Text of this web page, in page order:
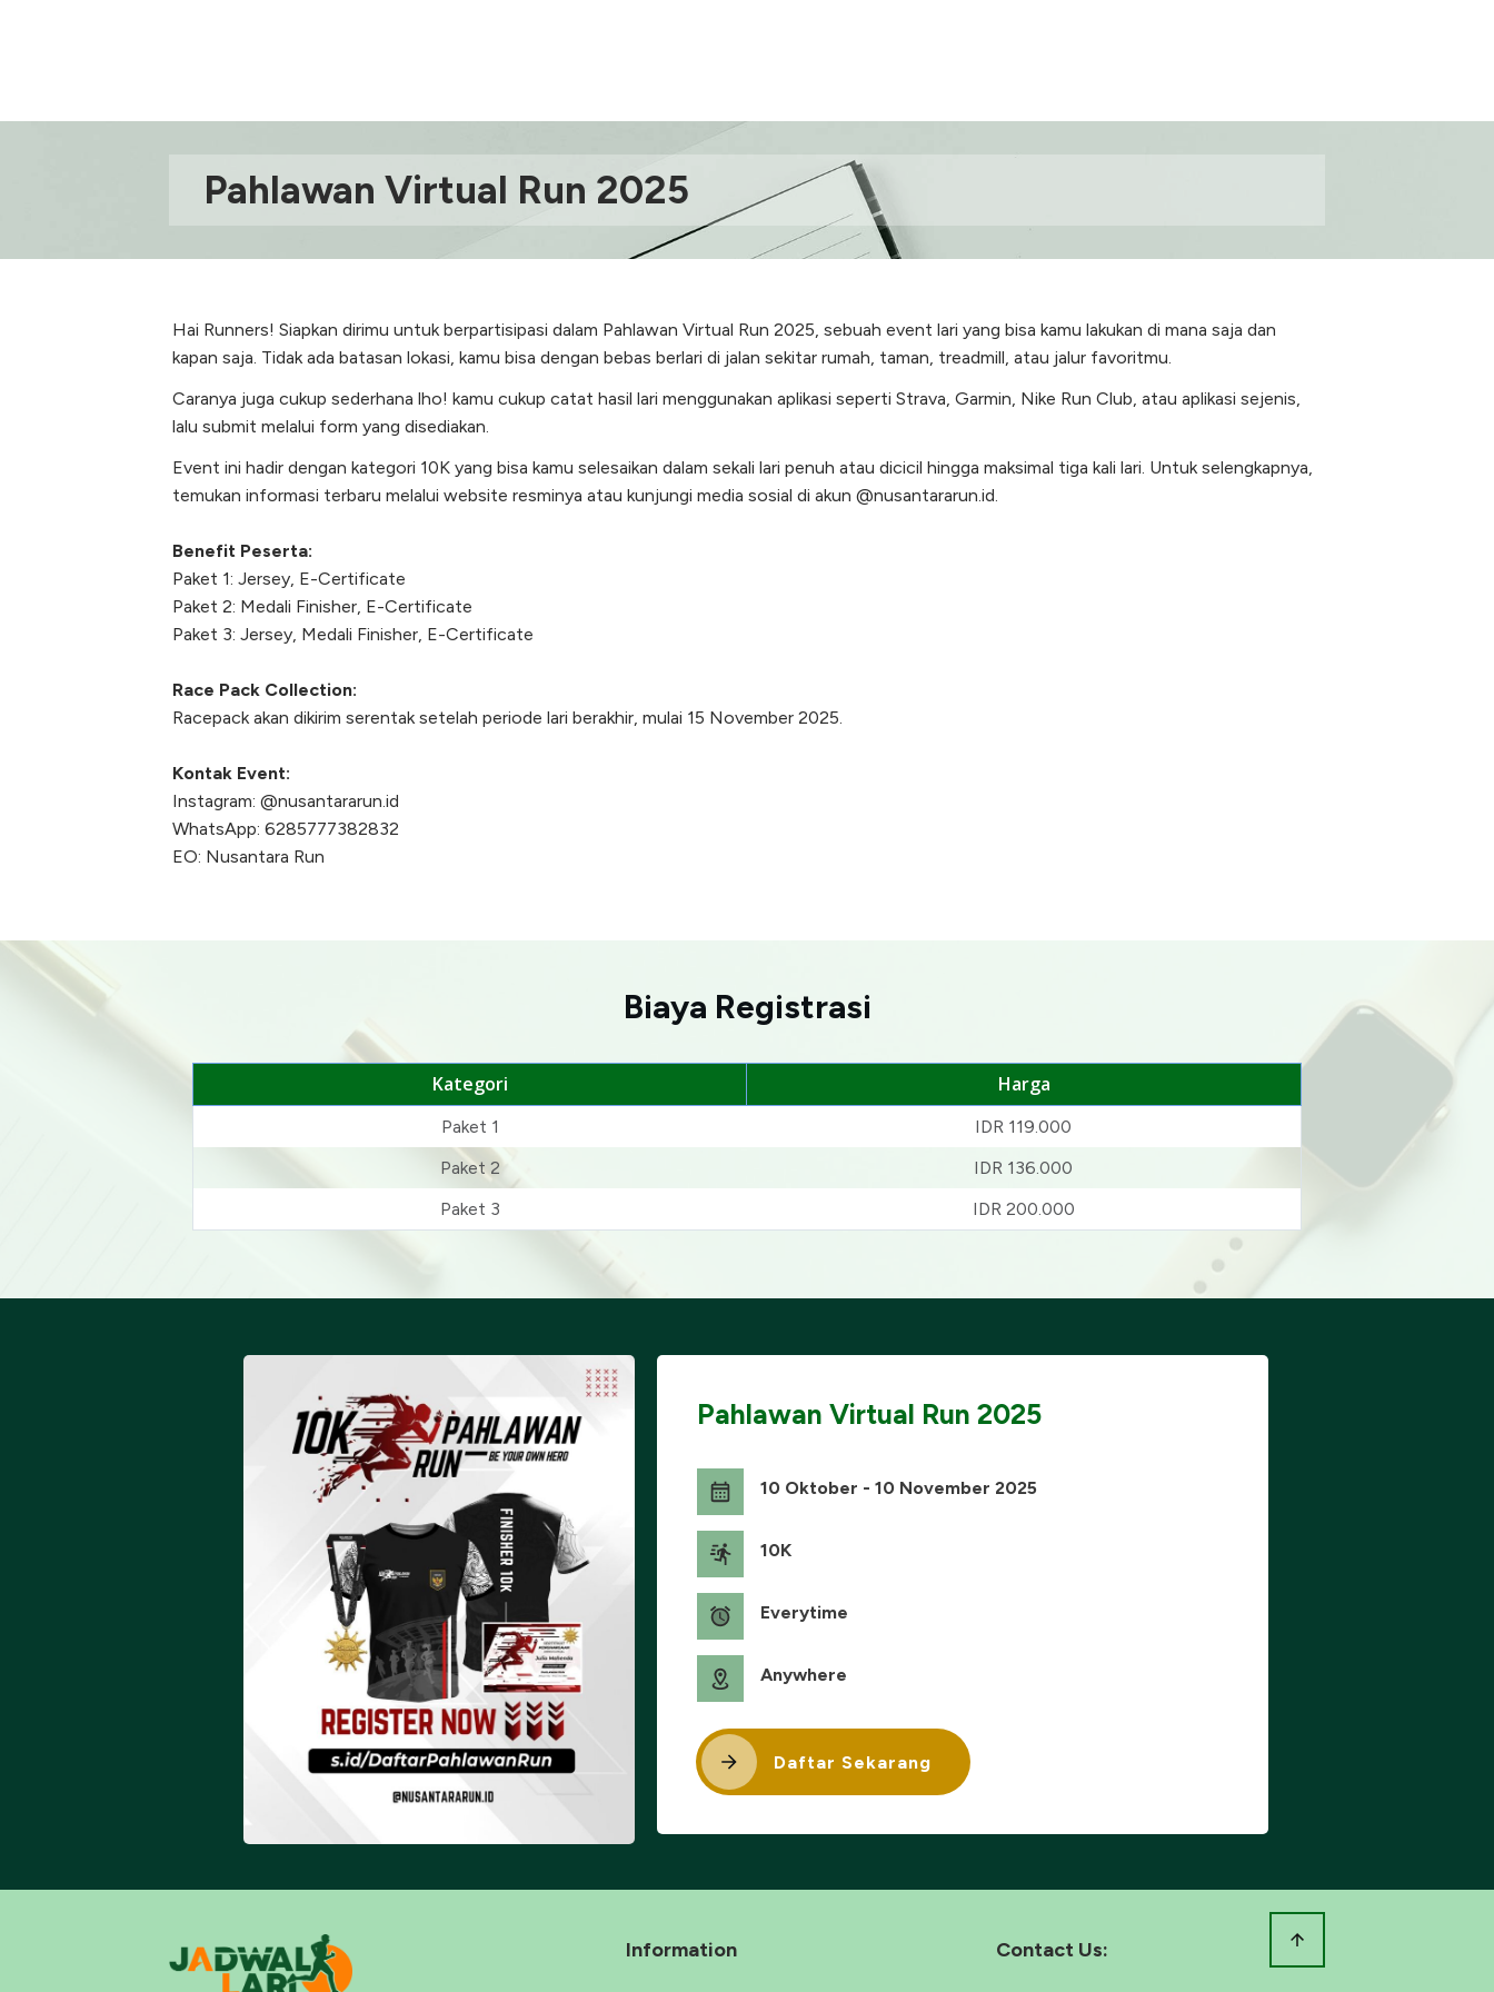
Pahlawan Virtual Run 2025
Hai Runners! Siapkan dirimu untuk berpartisipasi dalam Pahlawan Virtual Run 2025, sebuah event lari yang bisa kamu lakukan di mana saja dan
kapan saja. Tidak ada batasan lokasi, kamu bisa dengan bebas berlari di jalan sekitar rumah, taman, treadmill, atau jalur favoritmu.
Caranya juga cukup sederhana lho! kamu cukup catat hasil lari menggunakan aplikasi seperti Strava, Garmin, Nike Run Club, atau aplikasi sejenis,
lalu submit melalui form yang disediakan.
Event ini hadir dengan kategori 10K yang bisa kamu selesaikan dalam sekali lari penuh atau dicicil hingga maksimal tiga kali lari. Untuk selengkapnya,
temukan informasi terbaru melalui website resminya atau kunjungi media sosial di akun @nusantararun.id.
Benefit Peserta:
Paket 1: Jersey, E-Certificate
Paket 2: Medali Finisher, E-Certificate
Paket 3: Jersey, Medali Finisher, E-Certificate
Race Pack Collection:
Racepack akan dikirim serentak setelah periode lari berakhir, mulai 15 November 2025.
Kontak Event:
Instagram: @nusantararun.id
WhatsApp: 6285777382832
EO: Nusantara Run
Biaya Registrasi
Kategori Harga
Paket 1
IDR 119.000
Paket 2
IDR 136.000
Paket 3
IDR 200.000
Pahlawan Virtual Run 2025
10 Oktober - 10 November 2025
10K
Everytime
Anywhere
Daftar Sekarang
Information Contact Us: